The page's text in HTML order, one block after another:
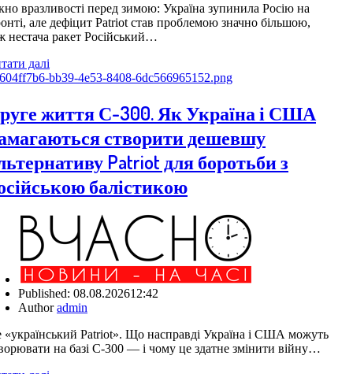
вразливості перед зимою: Україна зупинила Росію на
але дефіцит Patriot став проблемою значно більшою,
нестача ракет Російський…
далі
життя С-300. Як Україна і США
створити дешевшу
Patriot для боротьби з
балістикою
Published: 08.08.202612:42
Authoradmin
«український Patriot». Що насправді Україна і США можуть
на базі С-300 — і чому це здатне змінити війну…